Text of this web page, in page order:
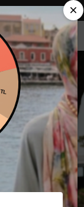
Hemen keşfet.